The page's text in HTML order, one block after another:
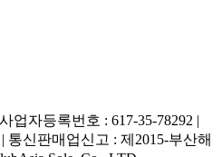
업자등록번호 : 617-35-78292 |
통신판매업신고 : 제2015-부산해